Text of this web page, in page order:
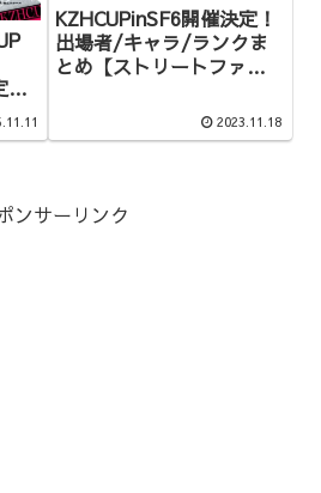
！
KZHCUPinSF6開催決定！
出場者/キャラ/ランクま
とめ【ストリートファイ
2023.11.18
ンサーリンク